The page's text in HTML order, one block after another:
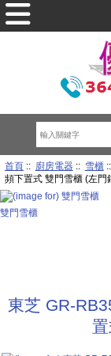
首頁:: 廚房電器:: 雪櫃::
頻下置式 雙門雪櫃 (左門
雙門雪櫃
東芝 GR-